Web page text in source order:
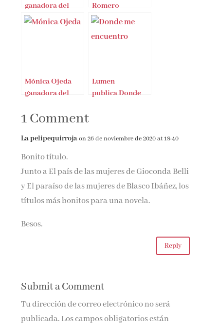
ganadora del
Premio Lara
Romero
ganadora Premio
Marçal 2021
Mónica Ojeda
ganadora del
Generation»
Lumen
publica Donde
Premio Pulitzer
1 Comment
La pelipequirrojaon 26 de noviembre de 2020 at 18:40
Bonito título.
Junto a El país de las mujeres de Gioconda Belli
y El paraíso de las mujeres de Blasco Ibáñez, los
títulos más bonitos para una novela.
Besos.
Reply
Submit a Comment
Tu dirección de correo electrónico no será
publicada. Los campos obligatorios están